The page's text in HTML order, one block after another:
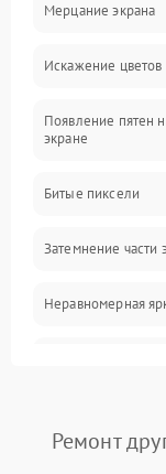
Подсветка и
Звук и
Сигнал и приём
Механические
Программное
Сеть и
Мерцание экрана
Искажение цветов
Появление пятен
экране
Битые пиксели
Затемнение части
Неравномерная
Ремонт